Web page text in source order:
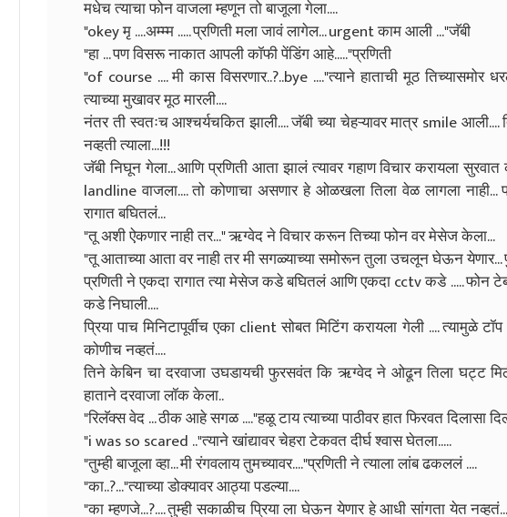
मधेच त्याचा फोन वाजला म्हणून तो बाजूला गेला....
"okey मृ ....अम्म्म ..... प्रणिती मला जावं लागेल... urgent काम आली ..."जॅबी
"हा ... पण विसरू नाकात आपली कॉफी पेंडिंग आहे....."प्रणिती
"of course .... मी कास विसरणार..?..bye ...."त्याने हाताची मूठ तिच्यासमोर
त्याच्या मुखावर मूठ मारली....
नंतर ती स्वतःच आश्चर्यचकित झाली.... जॅबी च्या चेहऱ्यावर मात्र smile आली....
नव्हती त्याला...!!!
जॅबी निघून गेला... आणि प्रणिती आता झालं त्यावर गहाण विचार करायला
landline वाजला.... तो कोणाचा असणार हे ओळखला तिला वेळ लागला
रागात बघितलं...
"तू अशी ऐकणार नाही तर..." ऋग्वेद ने विचार करून तिच्या फोन वर मेसेज केला...
"तू आताच्या आता वर नाही तर मी सगळ्याच्या समोरून तुला उचलून घेऊन येणार...
प्रणिती ने एकदा रागात त्या मेसेज कडे बघितलं आणि एकदा cctv कडे ..... फोन
कडे निघाली....
प्रिया पाच मिनिटापूर्वीच एका client सोबत मिटिंग करायला गेली .... त्यामुळे
कोणीच नव्हतं....
तिने केबिन चा दरवाजा उघडायची फुरसवंत कि ऋग्वेद ने ओढून तिला घट्ट
हाताने दरवाजा लॉक केला..
"रिलॅक्स वेद ... ठीक आहे सगळ ...."हळू टाय त्याच्या पाठीवर हात फिरवत दिलासा
"i was so scared .."त्याने खांद्यावर चेहरा टेकवत दीर्घ श्वास घेतला.....
"तुम्ही बाजूला व्हा... मी रंगवलाय तुमच्यावर...."प्रणिती ने त्याला लांब ढकललं ....
"का..?..."त्याच्या डोक्यावर आठ्या पडल्या....
"का म्हणजे...?.... तुम्ही सकाळीच प्रिया ला घेऊन येणार हे आधी सांगता येत